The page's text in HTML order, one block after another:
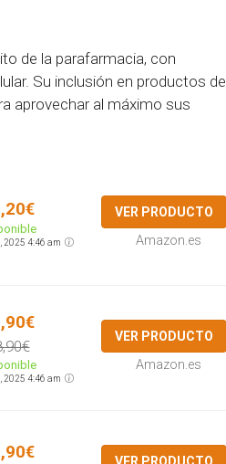
de la parafarmacia, con
Su inclusión en productos de
aprovechar al máximo sus
2025 4:46 am
VER PRODUCTO
Amazon.es
2025 4:46 am
VER PRODUCTO
Amazon.es